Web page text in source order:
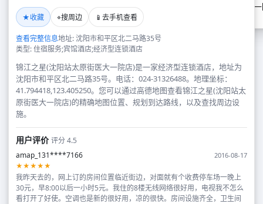
★收藏 ⌖搜周边 📱 去手机查看
查看完整信息地址: 沈阳市和平区北二马路35号
类型: 住宿服务;宾馆酒店;经济型连锁酒店
锦江之星(沈阳站太原街医大一院店)是一家经济型连锁酒店，地址为
沈阳市和平区北二马路35号。电话：024-31326488。地理坐标：
41.794418,123.405250。您可以通过高德地图查看锦江之星(沈阳站太
原街医大一院店)的精确地图位置、规划到达路线，以及查找周边设
施。
用户评价评分 4.5
amap_131****7166
2016-08-17
★★★★★
我昨天去的，网上订的房间位置临近街边，对面就有个收费停车场一晚上
30元，早8:00以后一小时5元。我住的8楼无线网络很好用，电视我不怎么
看打开了好使。空调也是新的很好用，凉的很快。房间设施齐全，卫生间
锦江之星(沈阳站太原街医大